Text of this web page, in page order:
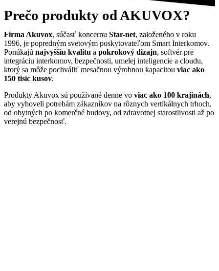
Prečo produkty od AKUVOX?
Firma Akuvox, súčasť koncernu Star-net, založeného v roku
1996, je popredným svetovým poskytovateľom Smart Interkomov.
Ponúkajú najvyššiu kvalitu a pokrokový dizajn, softvér pre
integráciu interkomov, bezpečnosti, umelej inteligencie a cloudu,
ktorý sa môže pochváliť mesačnou výrobnou kapacitou viac ako
150 tisíc kusov.
Produkty Akuvox sú používané denne vo viac ako 100 krajinách,
aby vyhoveli potrebám zákazníkov na rôznych vertikálnych trhoch,
od obytných po komerčné budovy, od zdravotnej starostlivosti až po
verejnú bezpečnosť.